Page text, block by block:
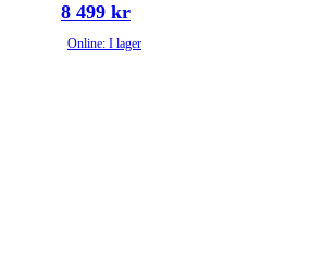
8 499 kr
Online: I lager